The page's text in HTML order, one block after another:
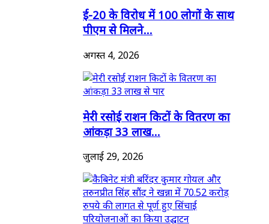
ई-20 के विरोध में 100 लोगों के साथ
पीएम से मिलने...
अगस्त 4, 2026
मेरी रसोई राशन किटों के वितरण का
आंकड़ा 33 लाख...
जुलाई 29, 2026